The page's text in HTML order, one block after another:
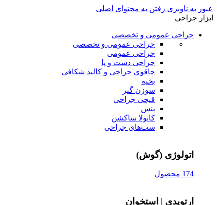
عبور به ناوبری رفتن به محتوای اصلی
ابزار جراحی
جراحی عمومی و تخصصی
جراحی عمومی و تخصصی
جراحی عمومی
جراحی دست و پا
چاقوی جراحی و کالبد شکافی
بخیه
سوزن‌ گیر
قیچی‌ جراحی
پنس
کانولا ساکشن
ست‌های جراحی
اتولوژی (گوش)
174 محصول
ارتوپدی | استخوان